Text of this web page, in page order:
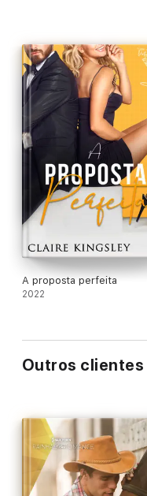
A proposta perfeita
2022
Outros clientes